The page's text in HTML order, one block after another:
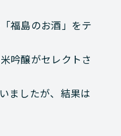
福島のお酒」をテ
吟醸がセレクトさ
ましたが、 結果は